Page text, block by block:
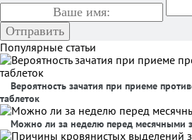
Популярные статьи
Вероятность зачатия при приеме
таблеток
Можно ли за неделю перед месячными